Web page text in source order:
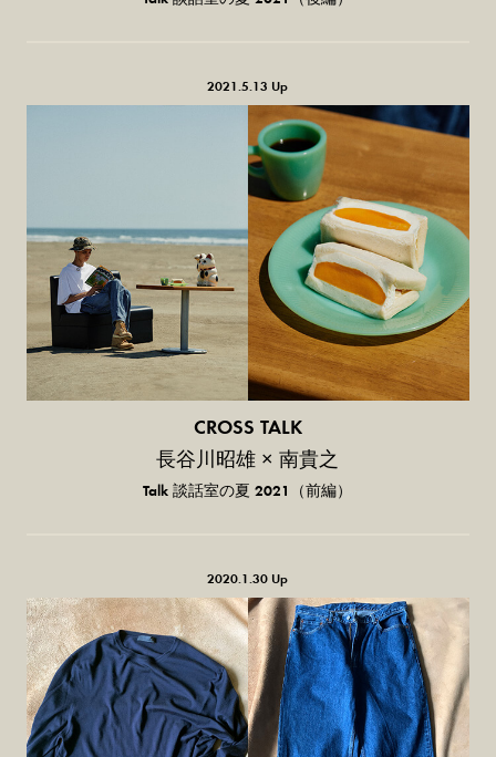
2021.5.13 Up
CROSS TALK
長谷川昭雄 × 南貴之
Talk 談話室の夏 2021（前編）
2020.1.30 Up